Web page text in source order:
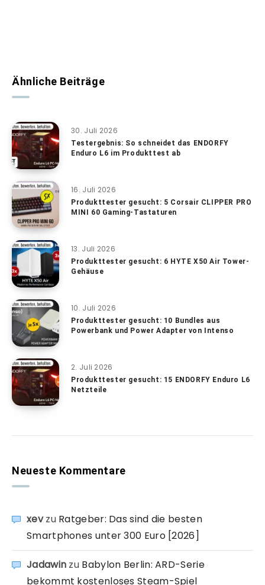
Ähnliche Beiträge
30. Juli 2026
Testergebnis: So schneidet das ENDORFY
Enduro L6 im Produkttest ab
16. Juli 2026
Produkttester gesucht: 5 Corsair CLIPPER PRO
MINI 60 Gaming-Tastaturen
13. Juli 2026
Produkttester gesucht: 6 HYTE X50 Air Tower-
Gehäuse
10. Juli 2026
Produkttester gesucht: 10 Bundles aus
Powerbank und Power Adapter von Intenso
2. Juli 2026
Produkttester gesucht: 15 ENDORFY Enduro L6
Netzteile
Neueste Kommentare
xevzu Ratgeber: Das sind die besten
Smartphones unter 300 Euro [2026]
Jadawin zu Babylon Berlin: ARD-Serie
bekommt kostenloses Steam-Spiel